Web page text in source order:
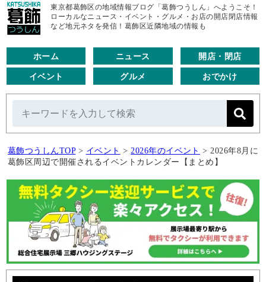
東京都葛飾区の地域情報ブログ「葛飾つうしん」へようこそ！
ローカルなニュース・イベント・グルメ・お店の開店閉店情報
など地元ネタを発信！葛飾区近隣地域の情報も
ホーム ニュース 開店・閉店
イベント グルメ おでかけ
葛飾つうしんTOP > イベント > 2026年のイベント > 2026年8月に
葛飾区周辺で開催されるイベントカレンダー【まとめ】